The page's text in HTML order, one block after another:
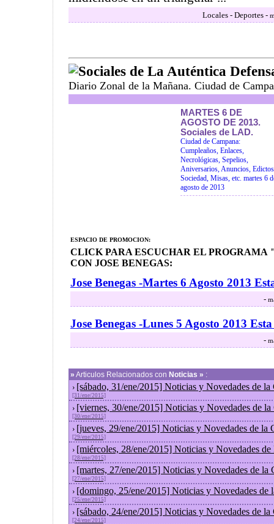
Locales - Deportes -
Sociales de La Auténtica
Diario Zonal de la Mañana. Ciudad de
MARTES 6 DE
AGOSTO DE 2013.
Sociales de LAD.
Ciudad de Campana:
Cumpleaños, Enlaces,
Necrológicas, Sepelios,
Aniversarios, Anuncios,
Sociedad, Misas, etc. martes 6
agosto de 2013
ESPACIO DE PROMOCION:
CLICK PARA ESCUCHAR EL PROGRAMA
CON JOSE BENEGAS:
Jose Benegas -Martes 6 Agosto 2013
-
Jose Benegas -Lunes 5 Agosto 2013
-
» Articulos Relacionados con Noticias » :
› [sábado, 31/ene/2015] Noticias y Novedades de la
[31/ene/2015]
› [viernes, 30/ene/2015] Noticias y Novedades de
[30/ene/2015]
› [jueves, 29/ene/2015] Noticias y Novedades de la
[29/ene/2015]
› [miércoles, 28/ene/2015] Noticias y Novedades
[28/ene/2015]
› [martes, 27/ene/2015] Noticias y Novedades de la
[27/ene/2015]
› [domingo, 25/ene/2015] Noticias y Novedades de
[25/ene/2015]
› [sábado, 24/ene/2015] Noticias y Novedades de la
[24/ene/2015]